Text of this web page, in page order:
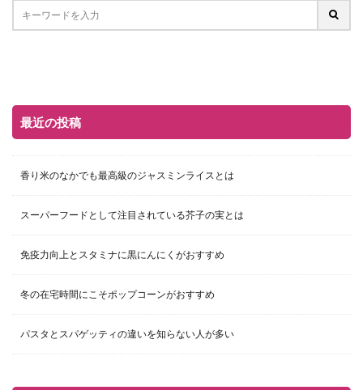
最近の投稿
香り米のなかでも最高級のジャスミンライスとは
スーパーフードとして注目されている芥子の実とは
免疫力向上とスタミナに黒にんにくがおすすめ
冬の在宅時間にこそポップコーンがおすすめ
パスタとスパゲッティの違いを知らない人が多い